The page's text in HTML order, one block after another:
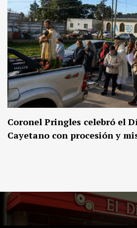
Coronel Pringles celebró el
Cayetano con procesión y